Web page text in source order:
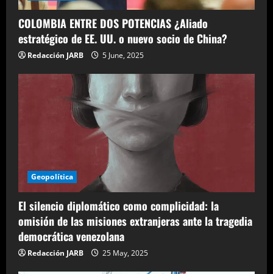
COLOMBIA ENTRE DOS POTENCIAS ¿Aliado
estratégico de EE. UU. o nuevo socio de China?
Redacción JARB 5 June, 2025
Geopolítica
El silencio diplomático como complicidad: la
omisión de las misiones extranjeras ante la tragedia
democrática venezolana
Redacción JARB 25 May, 2025